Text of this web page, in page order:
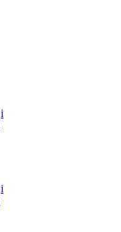
i
i